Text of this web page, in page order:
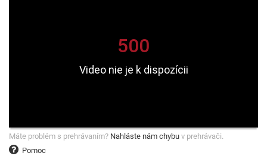
Pomoc
Máte problém s prehrávaním? Nahláste nám chybu v prehrávači.